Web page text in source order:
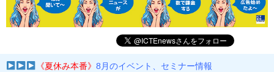
《夏休み本番》8月のイベント、セミナー情報